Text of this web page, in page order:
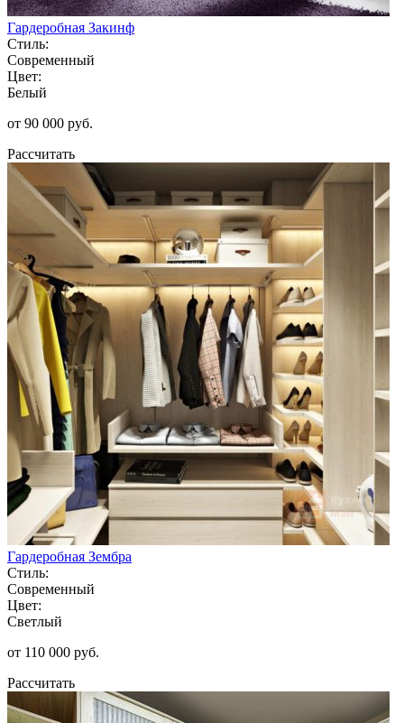
Гардеробная Закинф
Стиль:
Современный
Цвет:
Белый
от 90 000 руб.
Рассчитать
Гардеробная Зембра
Стиль:
Современный
Цвет:
Светлый
от 110 000 руб.
Рассчитать